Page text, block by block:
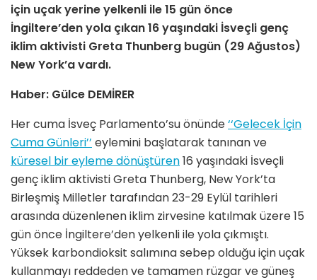
için uçak yerine yelkenli ile 15 gün önce
İngiltere’den yola çıkan 16 yaşındaki İsveçli genç
iklim aktivisti Greta Thunberg bugün (29 Ağustos)
New York’a vardı.
Haber: Gülce DEMİRER
Her cuma İsveç Parlamento’su önünde‘‘Gelecek İçin
Cuma Günleri’’ eylemini başlatarak tanınan ve
küresel bir eyleme dönüştüren16 yaşındaki İsveçli
genç iklim aktivisti Greta Thunberg, New York’ta
Birleşmiş Milletler tarafından 23-29 Eylül tarihleri
arasında düzenlenen iklim zirvesine katılmak üzere 15
gün önce İngiltere’den yelkenli ile yola çıkmıştı.
Yüksek karbondioksit salımına sebep olduğu için uçak
kullanmayı reddeden ve tamamen rüzgar ve güneş